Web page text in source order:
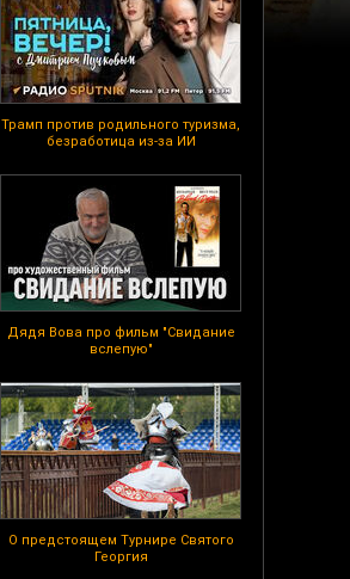
Трамп против родильного туризма,
безработица из-за ИИ
Дядя Вова про фильм "Свидание
вслепую"
О предстоящем Турнире Святого
Георгия